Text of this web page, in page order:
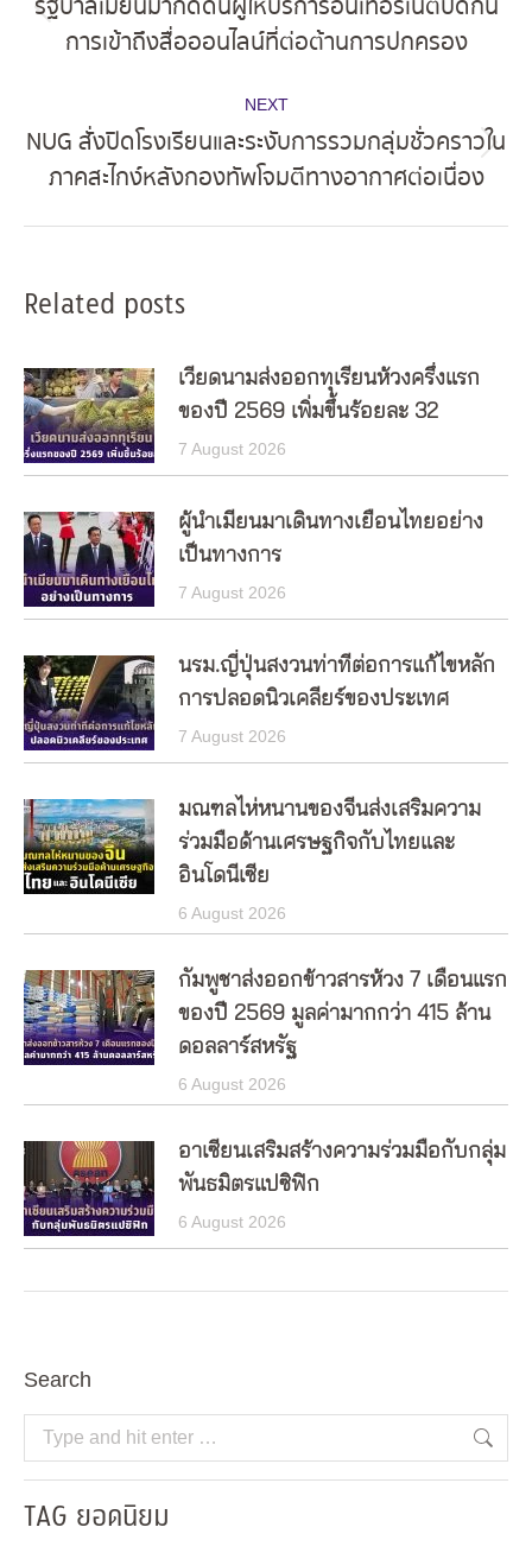
Previous
post:
การเข้าถึงสื่อออนไลน์ที่ต่อต้านการปกครอง
NEXT
Next
post:
NUG สั่งปิดโรงเรียนและระงับการรวมกลุ่มชั่วคราวใน
ภาคสะไกง์หลังกองทัพโจมตีทางอากาศต่อเนื่อง
Related posts
เวียดนามส่งออกทุเรียนห้วงครึ่งแรก
ของปี 2569 เพิ่มขึ้นร้อยละ 32
7 August 2026
ผู้นำเมียนมาเดินทางเยือนไทยอย่าง
เป็นทางการ
7 August 2026
นรม.ญี่ปุ่นสงวนท่าทีต่อการแก้ไขหลัก
การปลอดนิวเคลียร์ของประเทศ
7 August 2026
มณฑลไห่หนานของจีนส่งเสริมความ
ร่วมมือด้านเศรษฐกิจกับไทยและ
อินโดนีเซีย
6 August 2026
กัมพูชาส่งออกข้าวสารห้วง 7 เดือนแรก
ของปี 2569 มูลค่ามากกว่า 415 ล้าน
ดอลลาร์สหรัฐ
6 August 2026
อาเซียนเสริมสร้างความร่วมมือกับกลุ่ม
พันธมิตรแปซิฟิก
6 August 2026
Search
Search:
TAG ยอดนิยม